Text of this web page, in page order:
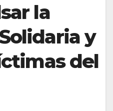
la
y
del